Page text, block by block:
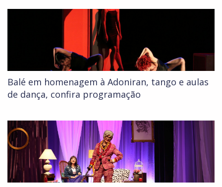
Balé em homenagem à Adoniran, tango e aulas
de dança, confira programação